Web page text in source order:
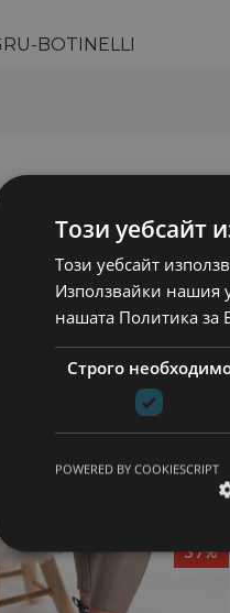
BOTINELLI
37%
Този уебсайт
Този уебсайт
Използвайки нашия
нашата Политика за
Строго
POWERED BY COOKIESCRIPT